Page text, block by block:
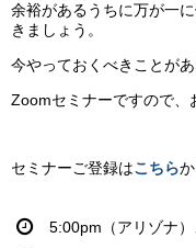
余裕があるうちに万が一
きましょう。
今やっておくべきことが
Zoomセミナーですので、
セミナーご登録はこちら
5:00pm（アリゾナ）